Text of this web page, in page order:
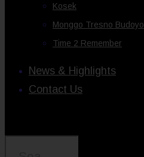
Kosek
Monggo Tresno Budoyo
Time 2 Remember
News & Highlights
Contact Us